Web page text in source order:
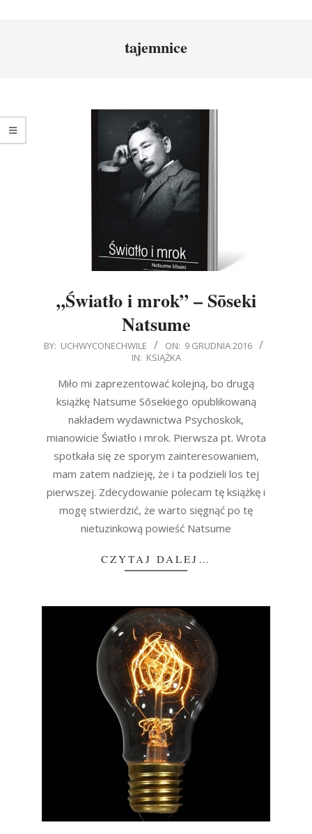
tajemnice
„Światło i mrok” – Sōseki
Natsume
2016-
BY: UCHWYCONECHWILE ON: 9 GRUDNIA 2016
IN: KSIĄŻKA
Miło mi zaprezentować kolejną, bo drugą
książkę Natsume Sōsekiego opublikowaną
nakładem wydawnictwa Psychoskok,
mianowicie Światło i mrok. Pierwsza pt. Wrota
spotkała się ze sporym zainteresowaniem,
mam zatem nadzieję, że i ta podzieli los tej
pierwszej. Zdecydowanie polecam tę książkę i
mogę stwierdzić, że warto sięgnąć po tę
nietuzinkową powieść Natsume
CZYTAJ DALEJ…